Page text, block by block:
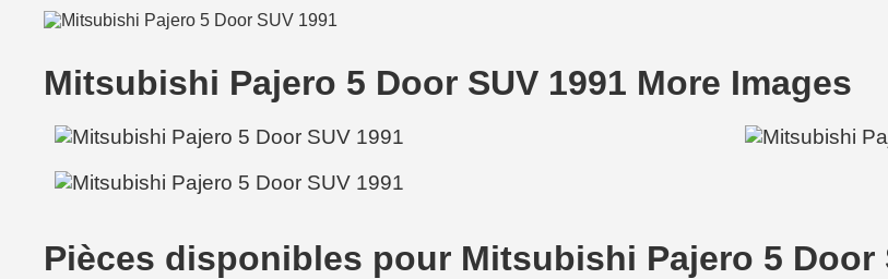
Mitsubishi Pajero 5 Door SUV 1991 More Images
Pièces disponibles pour Mitsubishi Pajero 5 Door